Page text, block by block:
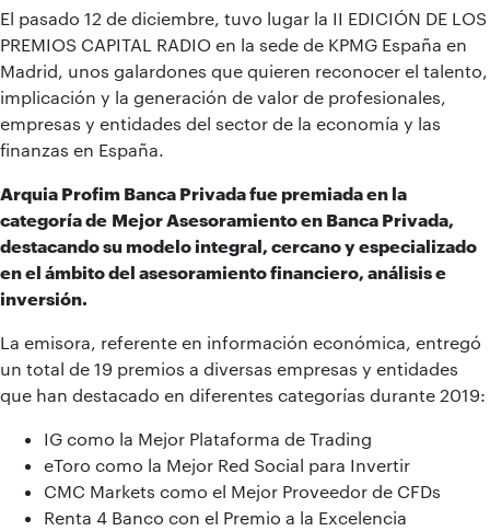
El pasado 12 de diciembre, tuvo lugar la II EDICIÓN DE LOS
PREMIOS CAPITAL RADIO en la sede de KPMG España en
Madrid, unos galardones que quieren reconocer el talento,
implicación y la generación de valor de profesionales,
empresas y entidades del sector de la economía y las
finanzas en España.
Arquia Profim Banca Privada fue premiada en la
categoría de Mejor Asesoramiento en Banca Privada,
destacando su modelo integral, cercano y especializado
en el ámbito del asesoramiento financiero, análisis e
inversión.
La emisora, referente en información económica, entregó
un total de 19 premios a diversas empresas y entidades
que han destacado en diferentes categorías durante 2019:
IG como la Mejor Plataforma de Trading
eToro como la Mejor Red Social para Invertir
CMC Markets como el Mejor Proveedor de CFDs
Renta 4 Banco con el Premio a la Excelencia